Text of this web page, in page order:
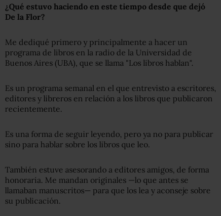
¿ Qué estuvo haciendo en este tiempo desde que dejó
De la Flor?
Me dediqué primero y principalmente a hacer un
programa de libros en la radio de la Universidad de
Buenos Aires (UBA), que se llama "Los libros hablan".
Es un programa semanal en el que entrevisto a escritores,
editores y libreros en relación a los libros que publicaron
recientemente.
Es una forma de seguir leyendo, pero ya no para publicar
sino para hablar sobre los libros que leo.
También estuve asesorando a editores amigos, de forma
honoraria. Me mandan originales —lo que antes se
llamaban manuscritos— para que los lea y aconseje sobre
su publicación.